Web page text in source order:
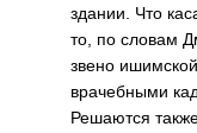
здании. Что
то, по словам
звено
врачебными
Решаются